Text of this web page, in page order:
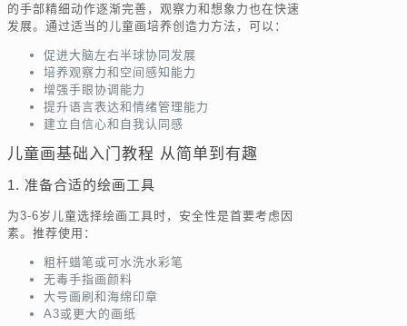
的手部精细动作逐渐完善，观察力和想象力也在快速
发展。通过适当的儿童画培养创造力方法，可以：
促进大脑左右半球协同发展
培养观察力和空间感知能力
增强手眼协调能力
提升语言表达和情绪管理能力
建立自信心和自我认同感
儿童画基础入门教程 从简单到有趣
1. 准备合适的绘画工具
为3-6岁儿童选择绘画工具时，安全性是首要考虑因
素。推荐使用：
粗杆蜡笔或可水洗水彩笔
无毒手指画颜料
大号画刷和海绵印章
A3或更大的画纸